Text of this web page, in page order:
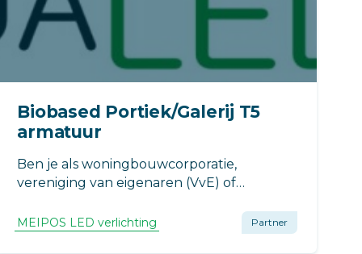
Biobased Portiek/Galerij T5
armatuur
Ben je als woningbouwcorporatie,
vereniging van eigenaren (VvE) of
duurzaam verlichtingsarmatuur voor in de
MEIPOS LED verlichting Partner